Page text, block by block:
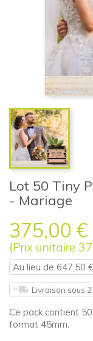
Lot 50 Tiny
- Mariage
375,00 €
(Prix unitaire
Au lieu de 647,50 €
Livraison sous
Ce pack contient
format 45mm.